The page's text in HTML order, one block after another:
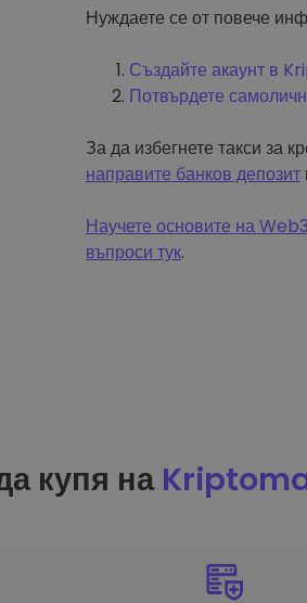
Нуждаете се от повече
Създайте акаунт в
Потвърдете
За да избегнете такси за
направите банков депозит
Научете основите на
въпроси тук.
купя на